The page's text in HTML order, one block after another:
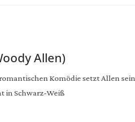
Allen)
Komödie setzt Allen
in Schwarz-Weiß